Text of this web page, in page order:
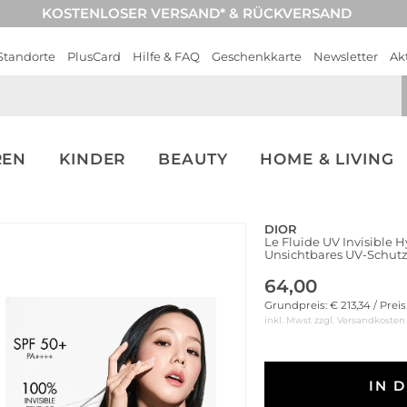
KOSTENLOSER VERSAND* & RÜCKVERSAND
PlusCard Hilfe & FAQ Geschenkkarte Newsletter
KINDER BEAUTY HOME & LIVING
DIOR
Le Fluide UV Invisible
Unsichtbares UV-
64,00
Grundpreis: € 213,34 /
inkl. Mwst zzgl. Versandkosten
IN